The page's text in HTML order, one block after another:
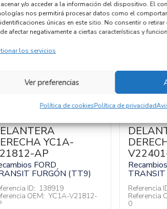
y/o acceder a la información del dispositivo. El
nos permitirá procesar datos como el
únicas en este sitio. No consentir o
afectar negativamente a ciertas características y
los servicios
Ver preferencias
Política de cookiesPolítica de privacidad
PUERTA
YC1A-
AP
FORD
FURGÓN (TT9)
ID: 138919
OEM: YC1A-V21812-
Referencia
Referencia
0